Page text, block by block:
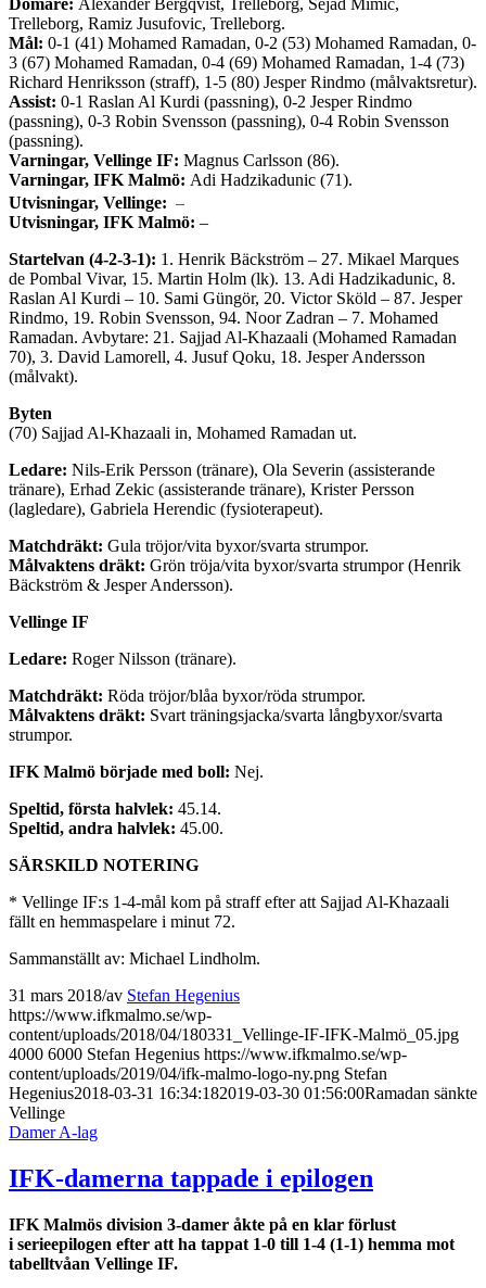
Domare: Alexander Bergqvist, Trelleborg, Sejad Mimic,
Trelleborg, Ramiz Jusufovic, Trelleborg.
Mål: 0-1 (41) Mohamed Ramadan, 0-2 (53) Mohamed Ramadan, 0-
3 (67) Mohamed Ramadan, 0-4 (69) Mohamed Ramadan, 1-4 (73)
Richard Henriksson (straff), 1-5 (80) Jesper Rindmo (målvaktsretur).
Assist: 0-1 Raslan Al Kurdi (passning), 0-2 Jesper Rindmo
(passning), 0-3 Robin Svensson (passning), 0-4 Robin Svensson
(passning).
Varningar, Vellinge IF: Magnus Carlsson (86).
Varningar, IFK Malmö: Adi Hadzikadunic (71).
Utvisningar, Vellinge: –
Utvisningar, IFK Malmö: –
Startelvan (4-2-3-1): 1. Henrik Bäckström – 27. Mikael Marques
de Pombal Vivar, 15. Martin Holm (lk). 13. Adi Hadzikadunic, 8.
Raslan Al Kurdi – 10. Sami Güngör, 20. Victor Sköld – 87. Jesper
Rindmo, 19. Robin Svensson, 94. Noor Zadran – 7. Mohamed
Ramadan. Avbytare: 21. Sajjad Al-Khazaali (Mohamed Ramadan
70), 3. David Lamorell, 4. Jusuf Qoku, 18. Jesper Andersson
(målvakt).
Byten
(70) Sajjad Al-Khazaali in, Mohamed Ramadan ut.
Ledare: Nils-Erik Persson (tränare), Ola Severin (assisterande
tränare), Erhad Zekic (assisterande tränare), Krister Persson
(lagledare), Gabriela Herendic (fysioterapeut).
Matchdräkt: Gula tröjor/vita byxor/svarta strumpor.
Målvaktens dräkt: Grön tröja/vita byxor/svarta strumpor (Henrik
Bäckström & Jesper Andersson).
Vellinge IF
Ledare: Roger Nilsson (tränare).
Matchdräkt: Röda tröjor/blåa byxor/röda strumpor.
Målvaktens dräkt: Svart träningsjacka/svarta långbyxor/svarta
strumpor.
IFK Malmö började med boll: Nej.
Speltid, första halvlek: 45.14.
Speltid, andra halvlek: 45.00.
SÄRSKILD NOTERING
* Vellinge IF:s 1-4-mål kom på straff efter att Sajjad Al-Khazaali
fällt en hemmaspelare i minut 72.
Sammanställt av: Michael Lindholm.
31 mars 2018/av Stefan Hegenius
https://www.ifkmalmo.se/wp-
content/uploads/2018/04/180331_Vellinge-IF-IFK-Malmö_05.jpg
4000 6000 Stefan Hegenius https://www.ifkmalmo.se/wp-
content/uploads/2019/04/ifk-malmo-logo-ny.png Stefan
Hegenius2018-03-31 16:34:182019-03-30 01:56:00Ramadan sänkte
Vellinge
Damer A-lag
IFK-damerna tappade i epilogen
IFK Malmös division 3-damer åkte på en klar förlust
i serieepilogen efter att ha tappat 1-0 till 1-4 (1-1) hemma mot
tabelltvåan Vellinge IF.